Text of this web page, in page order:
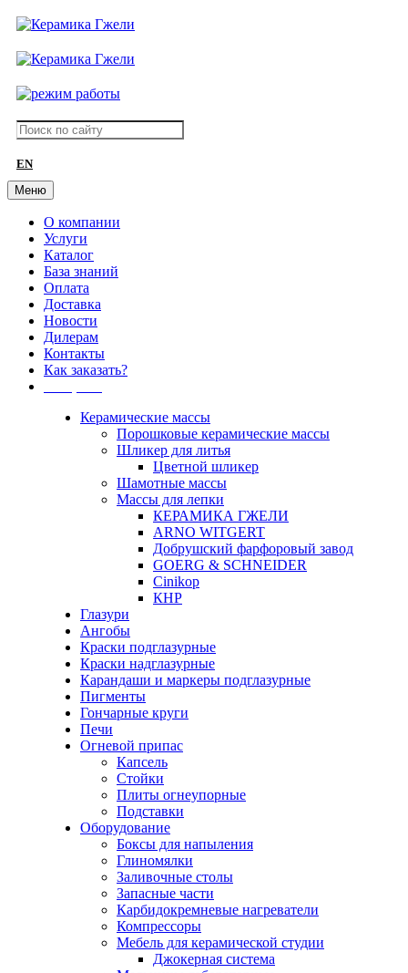
EN
Меню
О компании
Услуги
Каталог
База знаний
Оплата
Доставка
Новости
Дилерам
Контакты
Как заказать?
Керамические массы
Порошковые керамические массы
Шликер для литья
Цветной шликер
Шамотные массы
Массы для лепки
КЕРАМИКА ГЖЕЛИ
ARNO WITGERT
Добрушский фарфоровый завод
GOERG & SCHNEIDER
Cinikop
КНР
Глазури
Ангобы
Краски подглазурные
Краски надглазурные
Карандаши и маркеры подглазурные
Пигменты
Гончарные круги
Печи
Огневой припас
Капсель
Стойки
Плиты огнеупорные
Подставки
Оборудование
Боксы для напыления
Глиномялки
Заливочные столы
Запасные части
Карбидокремневые нагреватели
Компрессоры
Мебель для керамической студии
Джокерная система